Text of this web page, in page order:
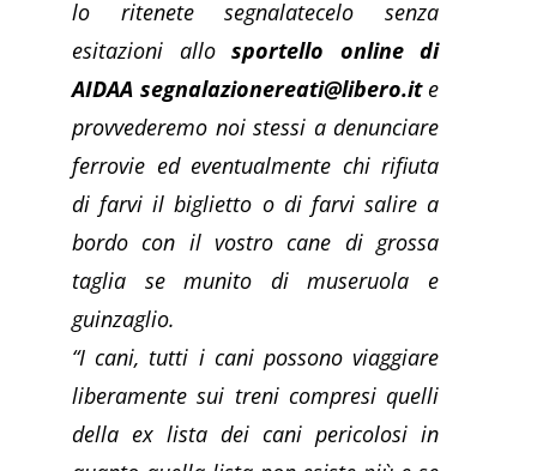
lo ritenete segnalatecelo senza
esitazioni allo sportello online di
AIDAA segnalazionereati@libero.ite
provvederemo noi stessi a denunciare
ferrovie ed eventualmente chi rifiuta
di farvi il biglietto o di farvi salire a
bordo con il vostro cane di grossa
taglia se munito di museruola e
guinzaglio.
“I cani, tutti i cani possono viaggiare
liberamente sui treni compresi quelli
della ex lista dei cani pericolosi in